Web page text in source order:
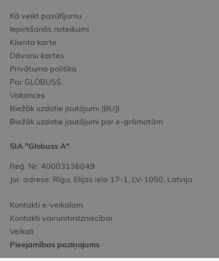
Kā veikt pasūtījumu
Iepirkšanās noteikumi
Klienta karte
Dāvanu kartes
Privātuma politika
Par GLOBUSS
Vakances
Biežāk uzdotie jautājumi (BUJ)
Biežāk uzdotie jautājumi par e-grāmatām
SIA "Globuss A"
Reģ. Nr. 40003136049
Jur. adrese: Rīga, Elijas iela 17-1, LV-1050, Latvija
Kontakti e-veikalam
Kontakti vairumtirdzniecībai
Veikali
Pieejamības paziņojums